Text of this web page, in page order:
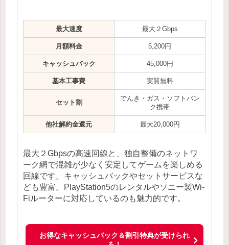
最大速度 最大２Gbps
月額料金 5,200円
キャッシュバック 45,000円
基本工事費 実質無料
セット割
でんき・ガス・ソフトバン
ク携帯
他社解約金還元 最大20,000円
最大２Gbpsの高速回線と、独自整備のネットワ
ーク網で混雑が少なく安定してゲームを楽しめる
回線です。キャッシュバックやセットサービスな
ども豊富。PlayStation5のレンタルやソニー製Wi-
Fiルーターに対応しているのも魅力的です。
お得なキャッシュバック＆割引特典が受けられ